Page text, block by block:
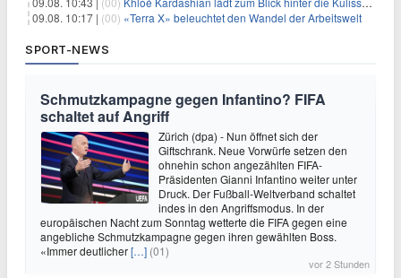
09.08. 10:17 | (00) «Terra X» beleuchtet den Wandel der Arbeitswelt
SPORT-NEWS
Schmutzkampagne gegen Infantino? FIFA
schaltet auf Angriff
Zürich (dpa) - Nun öffnet sich der
Giftschrank. Neue Vorwürfe setzen den
ohnehin schon angezählten FIFA-
Präsidenten Gianni Infantino weiter unter
Druck. Der Fußball-Weltverband schaltet
indes in den Angriffsmodus. In der
europäischen Nacht zum Sonntag wetterte die FIFA gegen eine
angebliche Schmutzkampagne gegen ihren gewählten Boss.
«Immer deutlicher[…] (01)
vor 2 Stunden